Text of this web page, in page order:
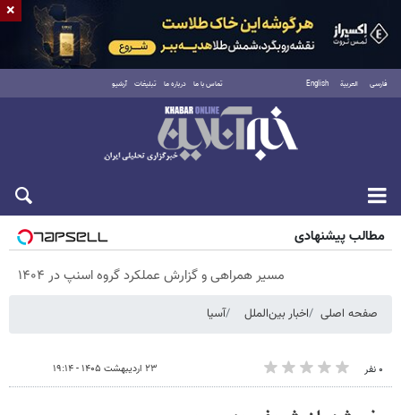
فارسی العربية English تماس با ما درباره ما تبلیغات آرشیو
پنجشنبه ۱۵ مرداد ۱۴۰۵
مطالب پیشنهادی
مسیر همراهی و گزارش عملکرد گروه اسنپ در ۱۴۰۴
صفحه اصلی اخبار بین‌الملل آسیا
۰ نفر ۲۳ اردیبهشت ۱۴۰۵ - ۱۹:۱۴
×